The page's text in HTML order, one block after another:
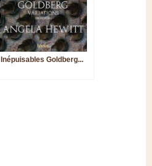
Inépuisables Goldberg...